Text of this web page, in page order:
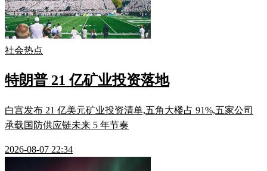
社会热点
特朗普 21 亿矿业投资落地
白宫发布 21 亿美元矿业投资清单,五角大楼占 91%,五家公司
承载国防供应链未来 5 年节奏
2026-08-07 22:34